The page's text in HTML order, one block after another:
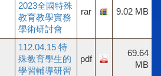
2023全國特殊
教育教學實務
學術研討會
rar 9.02 MB
112.04.15 特
殊教育學生的
學習輔導研習
pdf
69.64
MB